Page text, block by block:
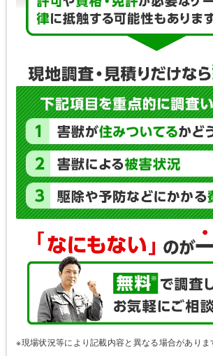
※現場状況等により記載内容と異なる場合がありま